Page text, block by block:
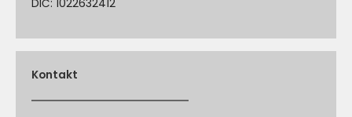
DIČ: 1022632412
Kontakt